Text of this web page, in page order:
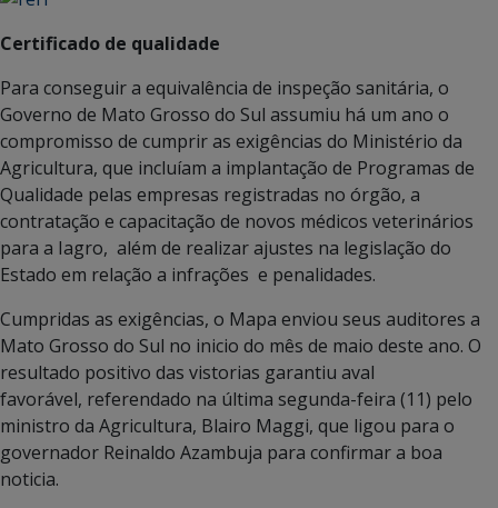
Certificado de qualidade
Para conseguir a equivalência de inspeção sanitária, o
Governo de Mato Grosso do Sul assumiu há um ano o
compromisso de cumprir as exigências do Ministério da
Agricultura, que incluíam a implantação de Programas de
Qualidade pelas empresas registradas no órgão, a
contratação e capacitação de novos médicos veterinários
para a Iagro, além de realizar ajustes na legislação do
Estado em relação a infrações e penalidades.
Cumpridas as exigências, o Mapa enviou seus auditores a
Mato Grosso do Sul no inicio do mês de maio deste ano. O
resultado positivo das vistorias garantiu aval
favorável, referendado na última segunda-feira (11) pelo
ministro da Agricultura, Blairo Maggi, que ligou para o
governador Reinaldo Azambuja para confirmar a boa
noticia.